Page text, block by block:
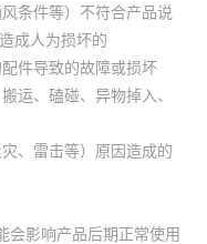
条件等）不符合产品说
成人为损坏的
件导致的故障或损坏
运、磕碰、异物掉入、
、雷击等）原因造成的
会影响产品后期正常使用